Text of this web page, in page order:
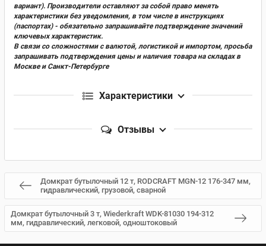
вариант). Производители оставляют за собой право менять
характеристики без уведомления, в том числе в инструкциях
(паспортах) - обязательно запрашивайте подтверждение значений
ключевых характеристик.
В связи со сложностями с валютой, логистикой и импортом, просьба
запрашивать подтверждения цены и наличия товара на складах в
Москве и Санкт-Петербурге
Характеристики
Отзывы
Домкрат бутылочный 12 т, RODCRAFT MGN-12 176-347 мм,
гидравлический, грузовой, сварной
Домкрат бутылочный 3 т, Wiederkraft WDK-81030 194-312
мм, гидравлический, легковой, одноштоковый